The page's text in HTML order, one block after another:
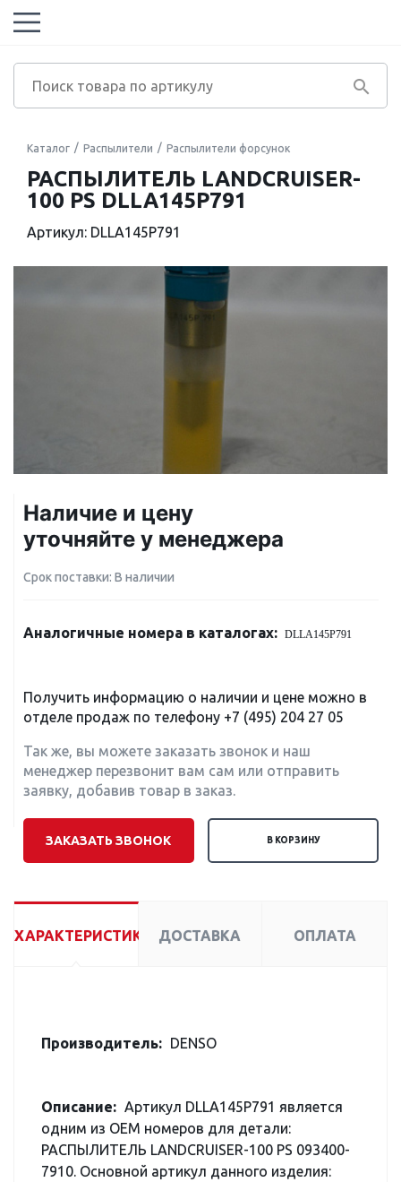
Каталог Распылители Распылители форсунок
РАСПЫЛИТЕЛЬ LANDCRUISER-
100 PS DLLA145P791
Артикул: DLLA145P791
Наличие и цену
уточняйте у менеджера
Срок поставки: В наличии
Аналогичные номера в каталогах: DLLA145P791
Получить информацию о наличии и цене можно в
отделе продаж по телефону +7 (495) 204 27 05
Так же, вы можете заказать звонок и наш
менеджер перезвонит вам сам или отправить
заявку, добавив товар в заказ.
ЗАКАЗАТЬ ЗВОНОК В КОРЗИНУ
ХАРАКТЕРИСТИКИ ДОСТАВКА ОПЛАТА
Производитель: DENSO
Описание: Артикул DLLA145P791 является
одним из OEM номеров для детали:
РАСПЫЛИТЕЛЬ LANDCRUISER-100 PS 093400-
7910. Основной артикул данного изделия: